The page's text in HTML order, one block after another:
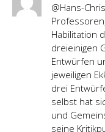
@Hans-
Habilitation
dreieinigen
Entwürfen
jeweiligen
drei
selbst hat
und
seine